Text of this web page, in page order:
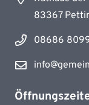
83367
08686